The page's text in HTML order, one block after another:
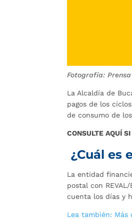
Fotografía:
La Alcaldía de
pagos de los
de consumo de
CONSULTE AQUÍ
¿Cuál es
La entidad
postal con
cuenta los días y
Lea también: